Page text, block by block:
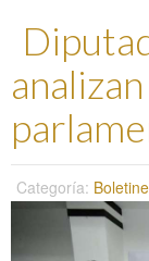
Categoría: